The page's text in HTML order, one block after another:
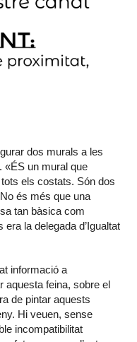
dos murals a les
«ÉS un mural que
els costats. Són dos
és més que una
tan bàsica com
la delegada d’Igualtat
informació a
aquesta feina, sobre el
de pintar aquests
Hi veuen, sense
incompatibilitat